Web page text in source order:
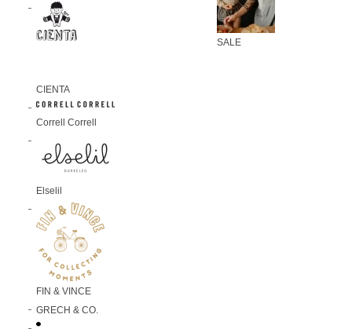
CIENTA
Correll Correll
Elselil
FIN & VINCE
GRECH & CO.
SALE